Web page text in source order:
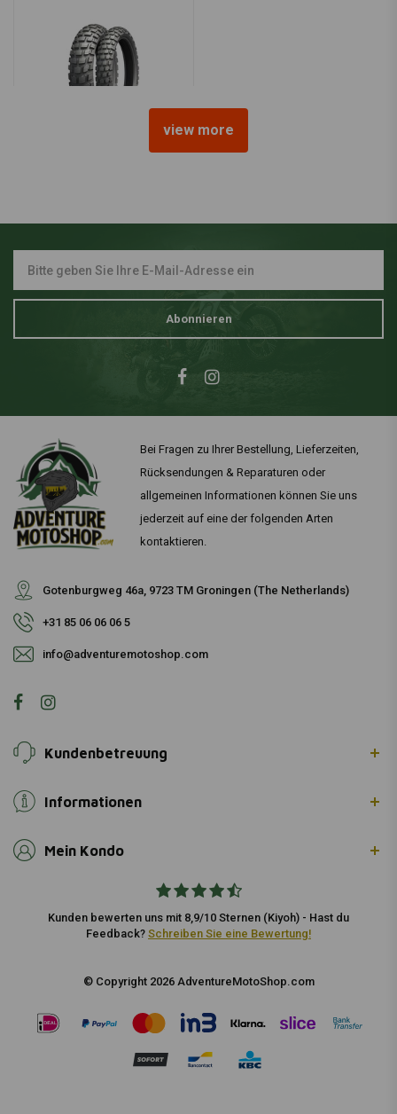
view more
Abonnieren
Bei Fragen zu Ihrer Bestellung, Lieferzeiten,
Rücksendungen & Reparaturen oder
allgemeinen Informationen können Sie uns
jederzeit auf eine der folgenden Arten
kontaktieren.
Gotenburgweg 46a, 9723 TM Groningen (The Netherlands)
+31 85 06 06 06 5
info@adventuremotoshop.com
Kundenbetreuung
Informationen
Mein Kondo
Kunden bewerten uns mit 8,9/10 Sternen (Kiyoh) - Hast du
Feedback? Schreiben Sie eine Bewertung!
© Copyright 2026 AdventureMotoShop.com